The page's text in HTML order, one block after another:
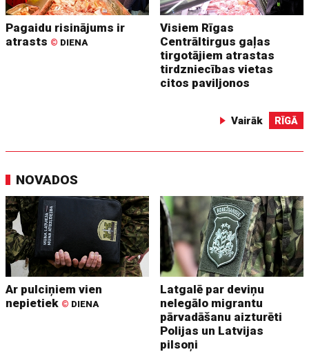
Pagaidu risinājums ir
atrasts © DIENA
Visiem Rīgas
Centrāltirgus gaļas
tirgotājiem atrastas
tirdzniecības vietas
citos paviljonos
Vairāk RĪGĀ
NOVADOS
Ar pulciņiem vien
nepietiek © DIENA
Latgalē par deviņu
nelegālo migrantu
pārvadāšanu aizturēti
Polijas un Latvijas
pilsoņi